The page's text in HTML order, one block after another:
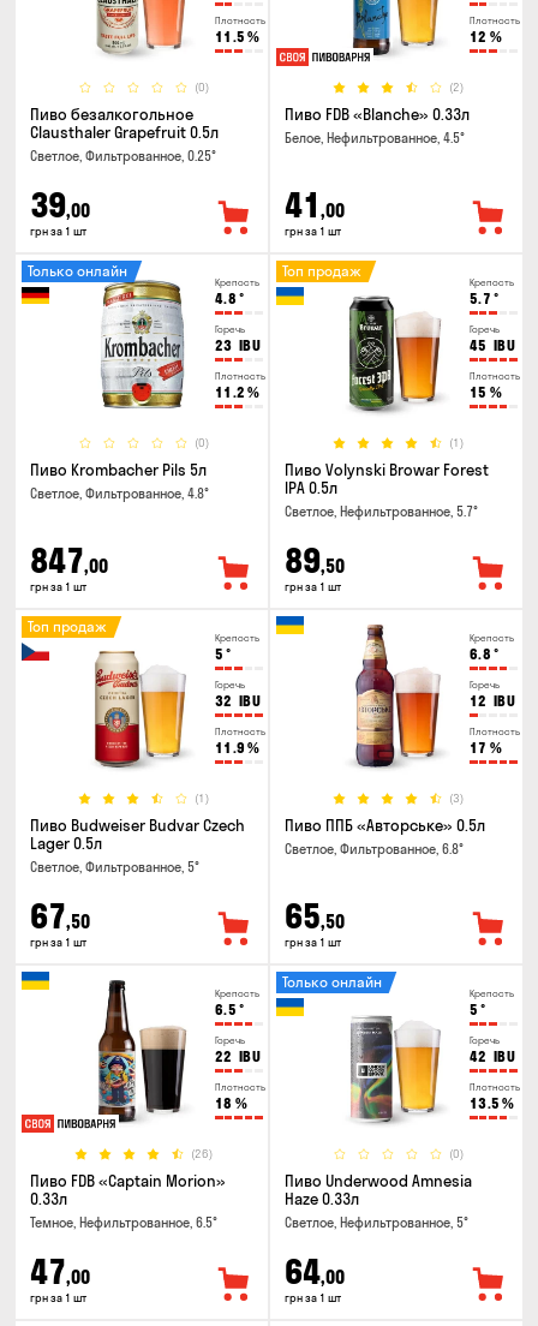
Плотность
11.5 %
(0)
Пиво безалкогольное
Clausthaler Grapefruit 0.5л
Светлое, Фильтрованное, 0.25°
39,00
грн за 1 шт
Плотность
12 %
(2)
Пиво FDB «Blanche» 0.33л
Белое, Нефильтрованное, 4.5°
41 ,00
грн за 1 шт
Крепость
4.8 °
Горечь
23 IBU
Плотность
11.2 %
(0)
Только онлайн
Пиво Krombacher Pils 5л
Светлое, Фильтрованное, 4.8°
847,00
грн за 1 шт
Крепость
5.7 °
Горечь
45 IBU
Плотность
15 %
(1)
Топ продаж
Пиво Volynski Browar Forest
IPA 0.5л
Светлое, Нефильтрованное, 5.7°
89,50
грн за 1 шт
Крепость
5 °
Горечь
32 IBU
Плотность
11.9 %
(1)
Топ продаж
Пиво Budweiser Budvar Czech
Lager 0.5л
Светлое, Фильтрованное, 5°
67,50
грн за 1 шт
Крепость
6.8 °
Горечь
12 IBU
Плотность
17 %
(3)
Пиво ППБ «Авторське» 0.5л
Светлое, Фильтрованное, 6.8°
65,50
грн за 1 шт
Крепость
6.5 °
Горечь
22 IBU
Плотность
18 %
(26)
Пиво FDB «Captain Morion»
0.33л
Темное, Нефильтрованное, 6.5°
47,00
грн за 1 шт
Крепость
5 °
Горечь
42 IBU
Плотность
13.5 %
(0)
Только онлайн
Пиво Underwood Amnesia
Haze 0.33л
Светлое, Нефильтрованное, 5°
64,00
грн за 1 шт